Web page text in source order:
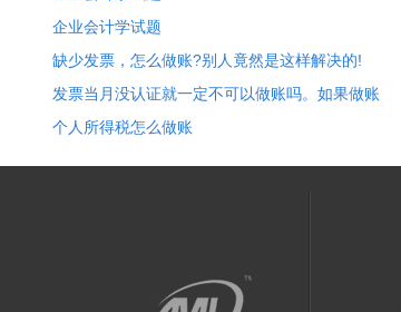
企业会计学试题
缺少发票，怎么做账?别人竟然是这样解决的!
发票当月没认证就一定不可以做账吗。如果做账
个人所得税怎么做账